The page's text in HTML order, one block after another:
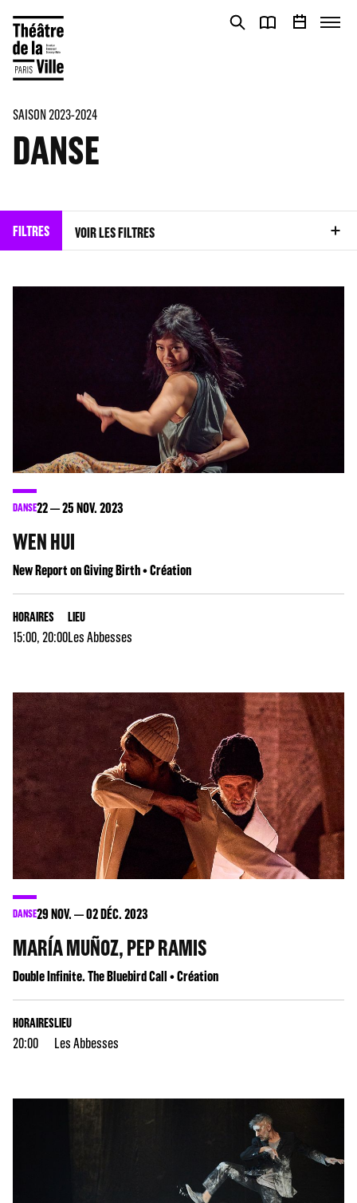
SAISON 2023-2024
DANSE
FILTRES VOIR LES FILTRES
DANSE22 25NOV. 2023
WEN HUI
New Report on Giving Birth • Création
HORAIRES
15:00, 20:00
LIEU
Les Abbesses
DANSE29NOV. 02DÉC. 2023
MARÍA MUÑOZ, PEP RAMIS
Double Infinite. The Bluebird Call • Création
HORAIRES
20:00
LIEU
Les Abbesses